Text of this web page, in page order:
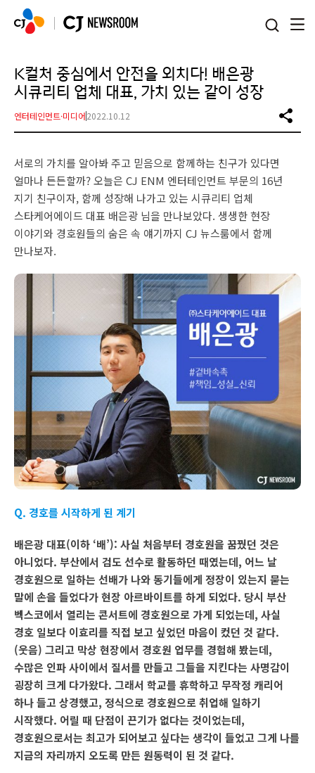
K컬처 중심에서 안전을 외치다! 배은광
시큐리티 업체 대표, 가치 있는 같이 성장
엔터테인먼트·미디어2022.10.12
서로의 가치를 알아봐 주고 믿음으로 함께하는 친구가 있다면
얼마나 든든할까? 오늘은 CJ ENM 엔터테인먼트 부문의 16년
지기 친구이자, 함께 성장해 나가고 있는 시큐리티 업체
스타케어에이드 대표 배은광 님을 만나보았다. 생생한 현장
이야기와 경호원들의 숨은 속 얘기까지 CJ 뉴스룸에서 함께
만나보자.
Q. 경호를 시작하게 된 계기
배은광 대표(이하 ‘배’): 사실 처음부터 경호원을 꿈꿨던 것은
아니었다. 부산에서 검도 선수로 활동하던 때였는데, 어느 날
경호원으로 일하는 선배가 나와 동기들에게 정장이 있는지 묻는
말에 손을 들었다가 현장 아르바이트를 하게 되었다. 당시 부산
벡스코에서 열리는 콘서트에 경호원으로 가게 되었는데, 사실
경호 일보다 이효리를 직접 보고 싶었던 마음이 컸던 것 같다.
(웃음) 그리고 막상 현장에서 경호원 업무를 경험해 봤는데,
수많은 인파 사이에서 질서를 만들고 그들을 지킨다는 사명감이
굉장히 크게 다가왔다. 그래서 학교를 휴학하고 무작정 캐리어
하나 들고 상경했고, 정식으로 경호원으로 취업해 일하기
시작했다. 어릴 때 단점이 끈기가 없다는 것이었는데,
경호원으로서는 최고가 되어보고 싶다는 생각이 들었고 그게 나를
지금의 자리까지 오도록 만든 원동력이 된 것 같다.